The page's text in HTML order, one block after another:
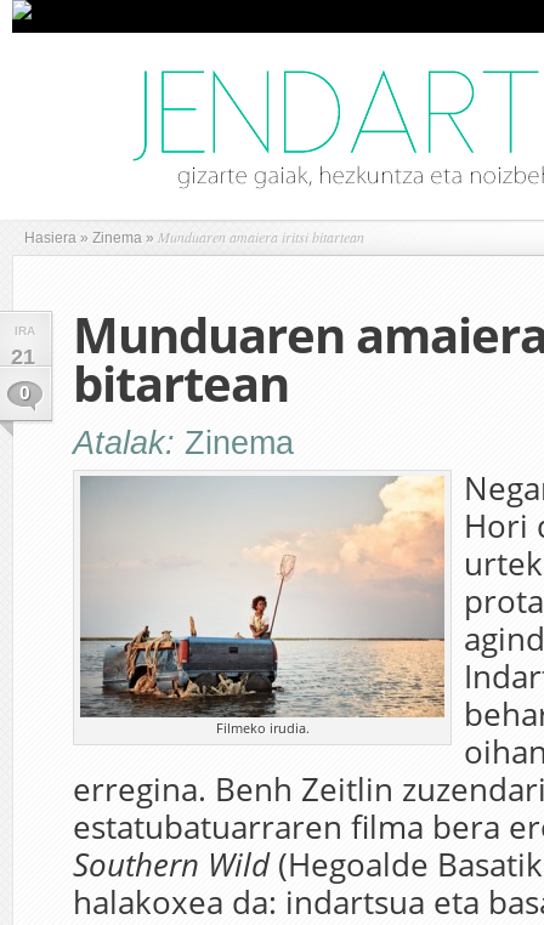
Hasiera » Zinema » Munduaren amaiera iritsi bitartean
IRA
21
0
Munduaren
bitartean
Atalak: Zinema
Filmeko irudia.
Hori
erregina. Benh Zeitlin
estatubatuarraren filma bera
Southern Wild(Hegoalde
halakoxea da: indartsua eta